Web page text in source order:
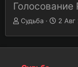
Голосование
Автор темы
А
о
Судьба Дата
Д
а
2 Авг